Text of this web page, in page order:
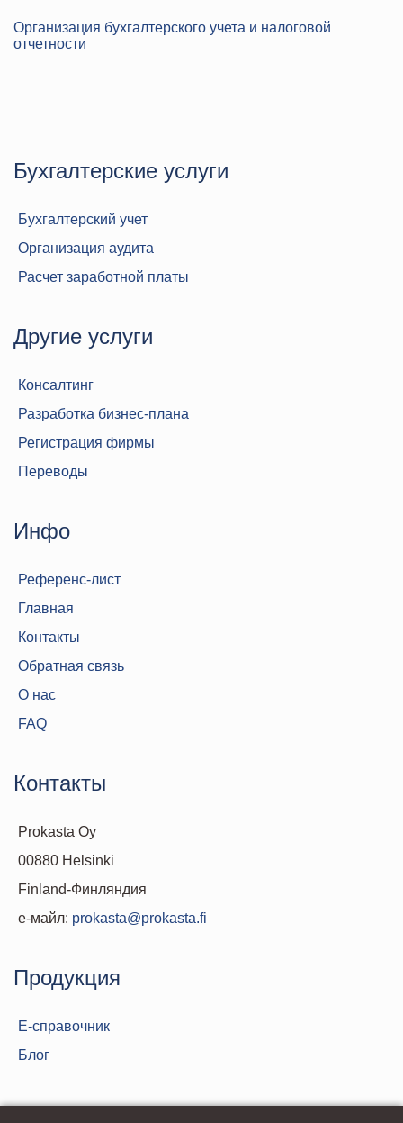
Организация бухгалтерского учета и налоговой
отчетности
Бухгалтерские услуги
Бухгалтерский учет
Организация аудита
Расчет заработной платы
Другие услуги
Консалтинг
Разработка бизнес-плана
Регистрация фирмы
Переводы
Инфо
Референс-лист
Главная
Контакты
Обратная связь
О нас
FAQ
Контакты
Prokasta Oy
00880 Helsinki
Finland-Финляндия
е-майл: prokasta@prokasta.fi
Продукция
Е-справочник
Блог